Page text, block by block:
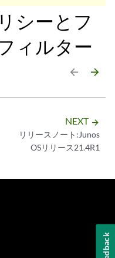
シーとフ
ィルター
arrow_backward arrow_forward
NEXT arrow_forward
リリースノート:Junos
OSリリース21.4R1